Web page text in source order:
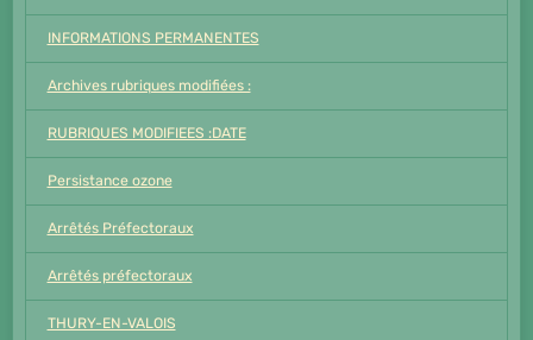
INFORMATIONS PERMANENTES
Archives rubriques modifiées :
RUBRIQUES MODIFIEES :DATE
Persistance ozone
Arrêtés Préfectoraux
Arrêtés préfectoraux
THURY-EN-VALOIS